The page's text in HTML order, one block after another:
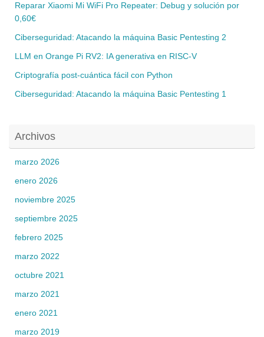
Reparar Xiaomi Mi WiFi Pro Repeater: Debug y solución por
0,60€
Ciberseguridad: Atacando la máquina Basic Pentesting 2
LLM en Orange Pi RV2: IA generativa en RISC-V
Criptografía post-cuántica fácil con Python
Ciberseguridad: Atacando la máquina Basic Pentesting 1
Archivos
marzo 2026
enero 2026
noviembre 2025
septiembre 2025
febrero 2025
marzo 2022
octubre 2021
marzo 2021
enero 2021
marzo 2019